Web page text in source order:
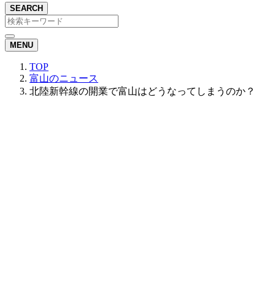
SEARCH
MENU
TOP
富山のニュース
北陸新幹線の開業で富山はどうなってしまうのか？